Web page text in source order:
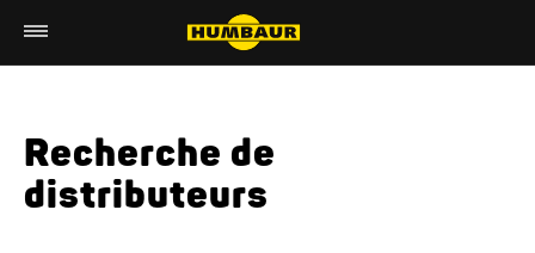
Recherche de
distributeurs